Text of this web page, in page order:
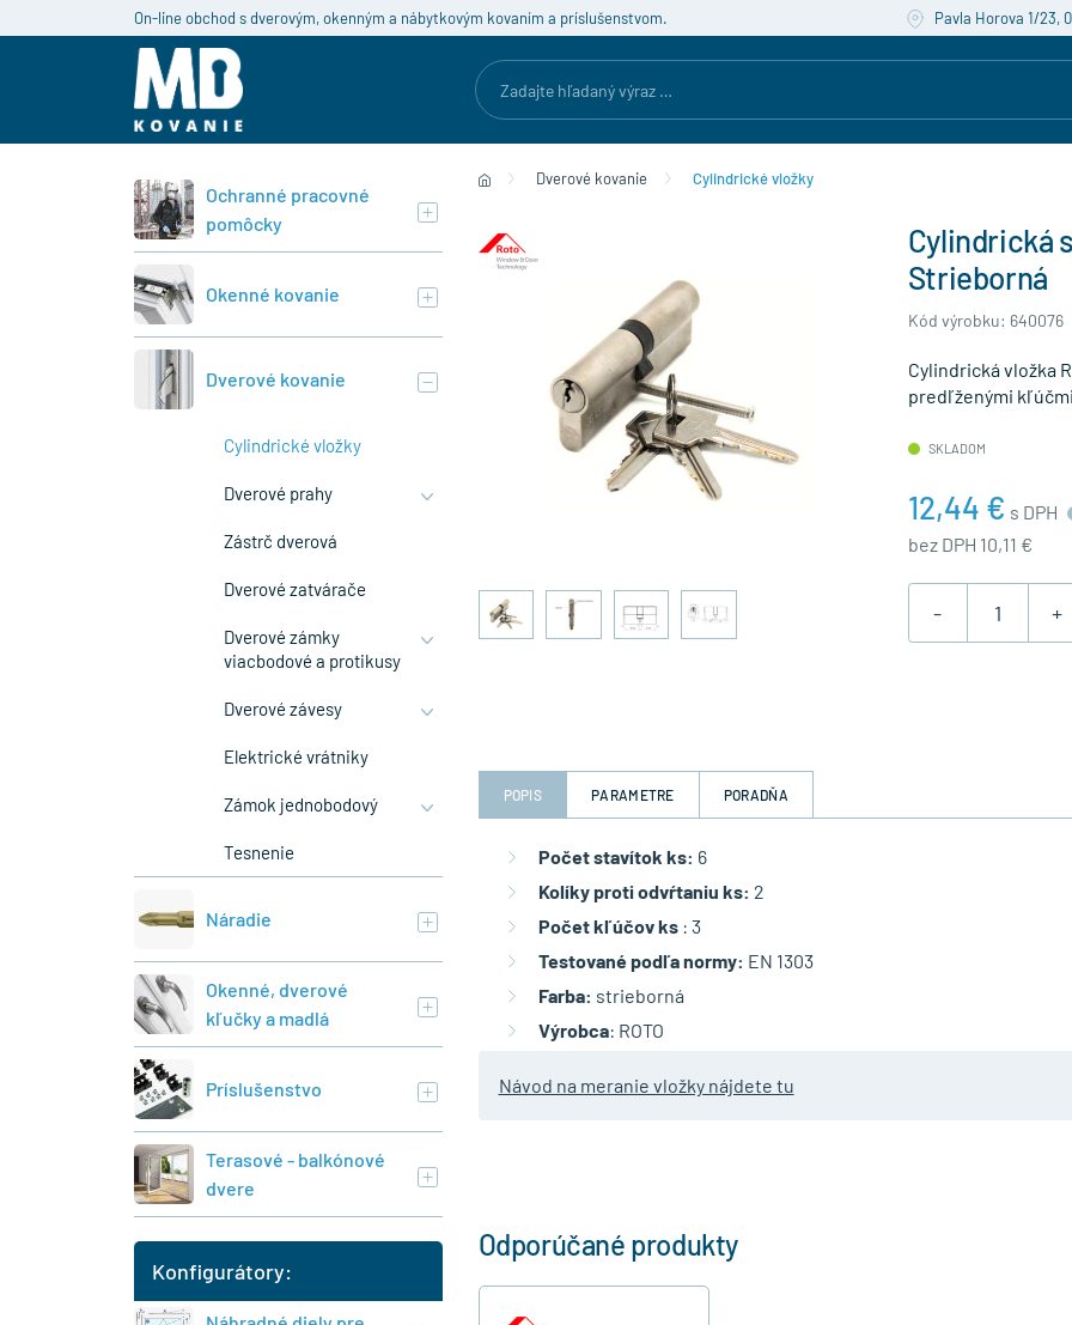
On-line obchod s dverovým, okenným a nábytkovým kovaním a príslušenstvom. Pavla Horova 1/23,
Dverové kovanie Cylindrické vložky
Cylindrická
Strieborná
Kód výrobku: 640076
Cylindrická vložka
predľženými kľúčmi
SKLADOM
12,44 € s DPH
bez DPH 10,11 €
- +
POPIS PARAMETRE PORADŇA
Počet stavítok ks: 6
Kolíky proti odvŕtaniu ks: 2
Počet kľúčov ks : 3
Testované podľa normy: EN 1303
Farba: strieborná
Výrobca: ROTO
Návod na meranie vložky nájdete tu
Odporúčané produkty
Ochranné pracovné
pomôcky
Okenné kovanie
Dverové kovanie
Cylindrické vložky
Dverové prahy
Zástrč dverová
Dverové zatvárače
Dverové zámky
viacbodové a protikusy
Dverové závesy
Elektrické vrátniky
Zámok jednobodový
Tesnenie
Náradie
Okenné, dverové
kľučky a madlá
Príslušenstvo
Terasové - balkónové
dvere
Konfigurátory: